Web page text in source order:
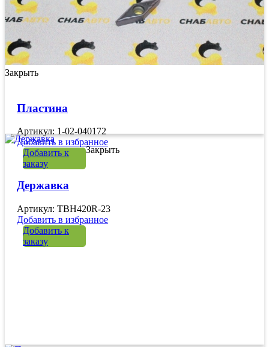
Закрыть
Пластина
Артикул: 1-02-040172
Добавить в избранное
Добавить к
заказу
Закрыть
Державка
Артикул: TBH420R-23
Добавить в избранное
Добавить к
заказу